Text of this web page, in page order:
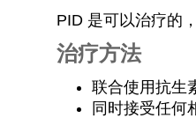
PID 是可以治疗的
治疗方法
联合使用抗生
同时接受任何